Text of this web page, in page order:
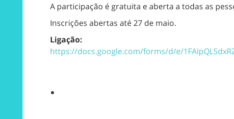
A participação é gratuita e aberta a todas as
Inscrições abertas até 27 de maio.
Ligação:
https://docs.google.com/forms/d/e/